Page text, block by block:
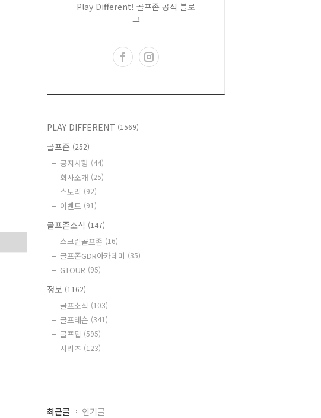
Play Different! 골프존 공식 블로
그
PLAY DIFFERENT (1569)
골프존 (252)
공지사항 (44)
회사소개 (25)
스토리 (92)
이벤트 (91)
골프존소식 (147)
스크린골프존 (16)
골프존GDR아카데미 (35)
GTOUR (95)
정보 (1162)
골프소식 (103)
골프레슨 (341)
골프팁 (595)
시리즈 (123)
최
최근글 인기글